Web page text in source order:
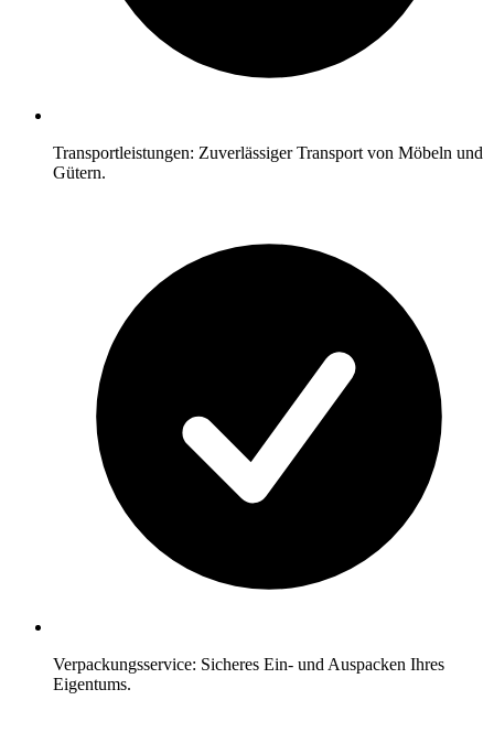
Transportleistungen: Zuverlässiger Transport von Möbeln und
Gütern.
Verpackungsservice: Sicheres Ein- und Auspacken Ihres
Eigentums.